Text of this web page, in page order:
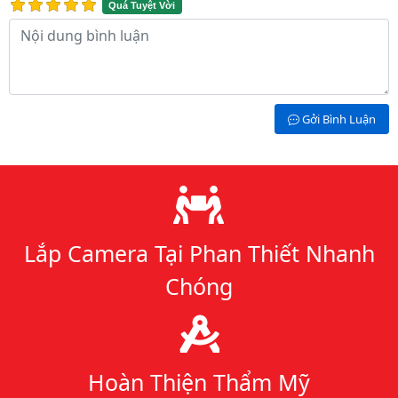
Quá Tuyệt Vời
Nội dung bình luận
Gởi Bình Luận
Lý do chọn chúng tôi
Lắp Camera Tại Phan Thiết Nhanh
Chóng
Hoàn Thiện Thẩm Mỹ